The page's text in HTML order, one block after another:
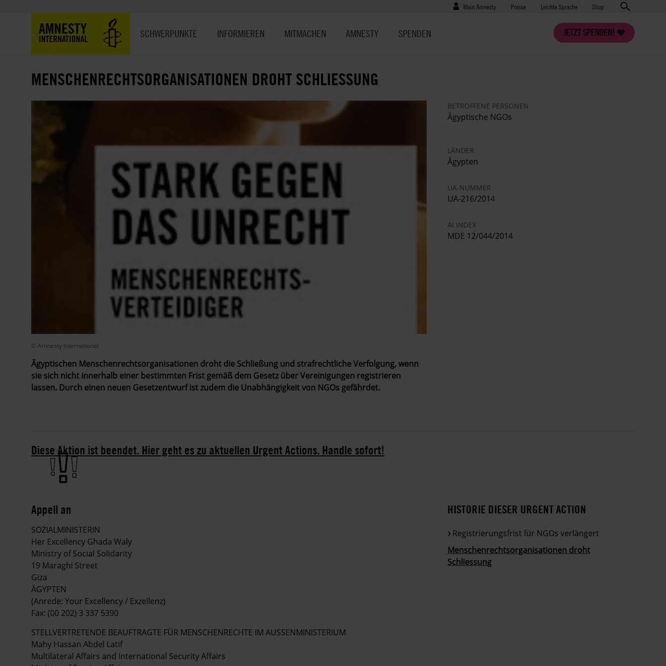
Benutzermenü
Mein Amnesty Presse
Presse Leichte Sprache Shop
AMNESTY
INTERNATIONAL
JETZT SPENDEN!
SCHWERPUNKTE INFORMIEREN MITMACHEN AMNESTY SPENDEN
MENSCHENRECHTSORGANISATIONEN DROHT SCHLIESSUNG
© Amnesty International
Ägyptischen Menschenrechtsorganisationen droht die Schließung und strafrechtliche Verfolgung, wenn
sie sich nicht innerhalb einer bestimmten Frist gemäß dem Gesetz über Vereinigungen registrieren
lassen. Durch einen neuen Gesetzentwurf ist zudem die Unabhängigkeit von NGOs gefährdet.
BETROFFENE PERSONEN
Ägyptische NGOs
LÄNDER
Ägypten
UA-NUMMER
UA-216/2014
AI INDEX
MDE 12/044/2014
Diese Aktion ist beendet. Hier geht es zu aktuellen Urgent Actions. Handle sofort!
Appell an
SOZIALMINISTERIN
Her Excellency Ghada Waly
Ministry of Social Solidarity
19 Maraghi Street
Giza
ÄGYPTEN
(Anrede: Your Excellency / Exzellenz)
Fax: (00 202) 3 337 5390
STELLVERTRETENDE BEAUFTRAGTE FÜR MENSCHENRECHTE IM AUSSENMINISTERIUM
Mahy Hassan Abdel Latif
Multilateral Affairs and International Security Affairs
HISTORIE DIESER URGENT ACTION
Registrierungsfrist für NGOs verlängert
Menschenrechtsorganisationen droht
Schliessung